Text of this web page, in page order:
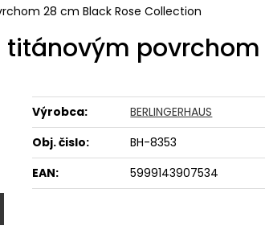
28 cm Black Rose Collection
titánovým
Výrobca:
BERLINGERHAUS
Obj. čislo:
BH-8353
EAN:
5999143907534